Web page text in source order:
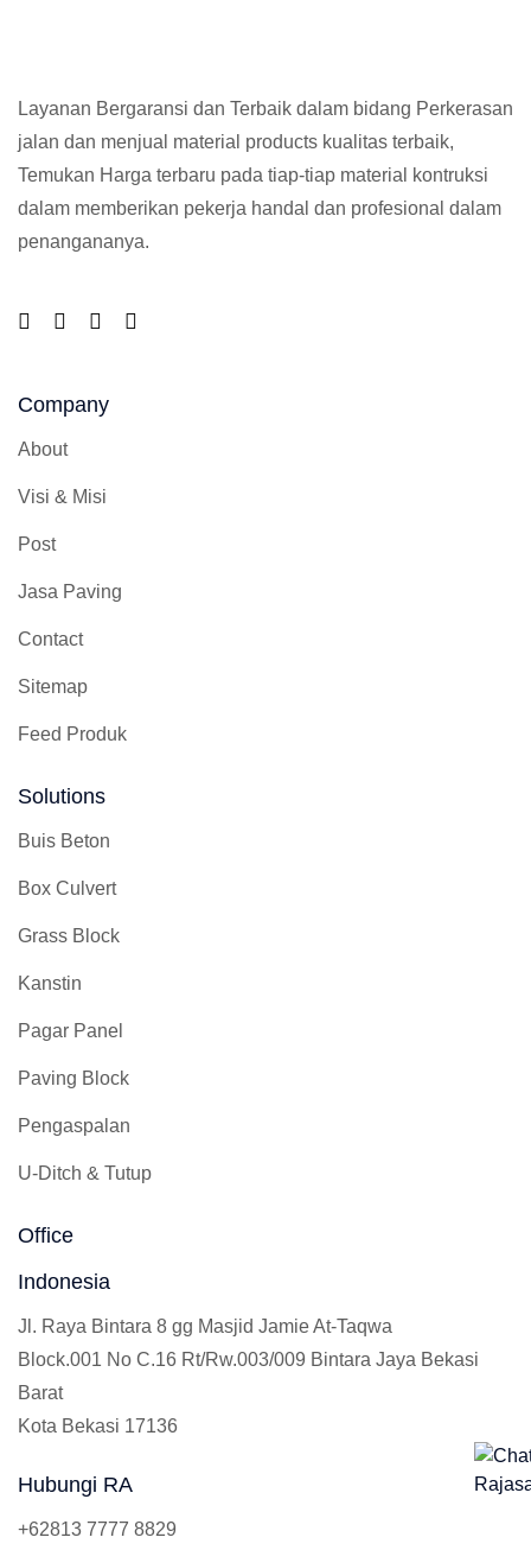
Layanan Bergaransi dan Terbaik dalam bidang Perkerasan
jalan dan menjual material products kualitas terbaik,
Temukan Harga terbaru pada tiap-tiap material kontruksi
dalam memberikan pekerja handal dan profesional dalam
penangananya.
Company
About
Visi & Misi
Post
Jasa Paving
Contact
Sitemap
Feed Produk
Solutions
Buis Beton
Box Culvert
Grass Block
Kanstin
Pagar Panel
Paving Block
Pengaspalan
U-Ditch & Tutup
Office
Indonesia
Jl. Raya Bintara 8 gg Masjid Jamie At-Taqwa
Block.001 No C.16 Rt/Rw.003/009 Bintara Jaya Bekasi
Barat
Kota Bekasi 17136
Hubungi RA
+62813 7777 8829